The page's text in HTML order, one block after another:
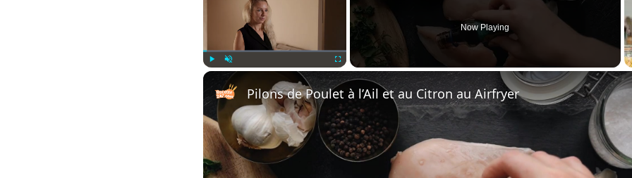
Now Playing
Pilons de Poulet à l’Ail et au Citron au Airfryer